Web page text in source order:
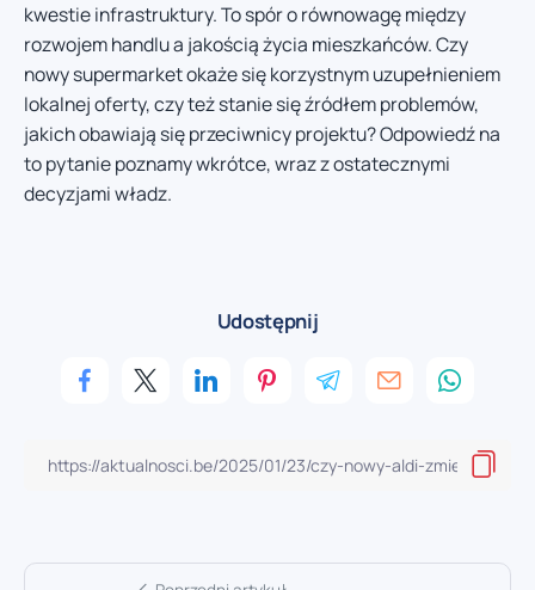
kwestie infrastruktury. To spór o równowagę między
rozwojem handlu a jakością życia mieszkańców. Czy
nowy supermarket okaże się korzystnym uzupełnieniem
lokalnej oferty, czy też stanie się źródłem problemów,
jakich obawiają się przeciwnicy projektu? Odpowiedź na
to pytanie poznamy wkrótce, wraz z ostatecznymi
decyzjami władz.
Udostępnij